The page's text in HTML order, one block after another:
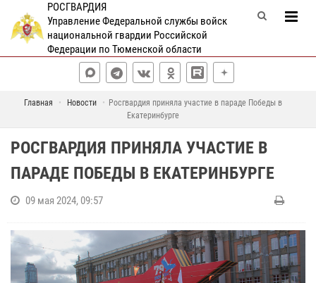
РОСГВАРДИЯ
Управление Федеральной службы войск
национальной гвардии Российской
Федерации по Тюменской области
Главная Новости
Росгвардия приняла участие в параде Победы в
Екатеринбурге
РОСГВАРДИЯ ПРИНЯЛА УЧАСТИЕ В
ПАРАДЕ ПОБЕДЫ В ЕКАТЕРИНБУРГЕ
09 мая 2024, 09:57